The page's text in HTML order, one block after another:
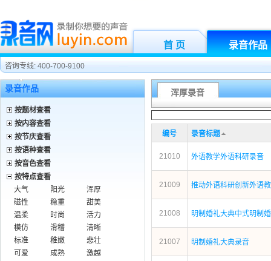
首 页 录音作品
咨询专线: 400-700-9100
录音作品
按题材查看
按内容查看
按节庆查看
按语种查看
按音色查看
按特点查看
大气
阳光
浑厚
磁性
稳重
甜美
温柔
时尚
活力
模仿
滑稽
清晰
标准
稚嫩
悲壮
可爱
成熟
激越
浑厚录音
编号 录音标题
21010 外语教学外语科研录音
21009 推动外语科研创新外语
21008 明制婚礼大典中式明制
21007 明制婚礼大典录音